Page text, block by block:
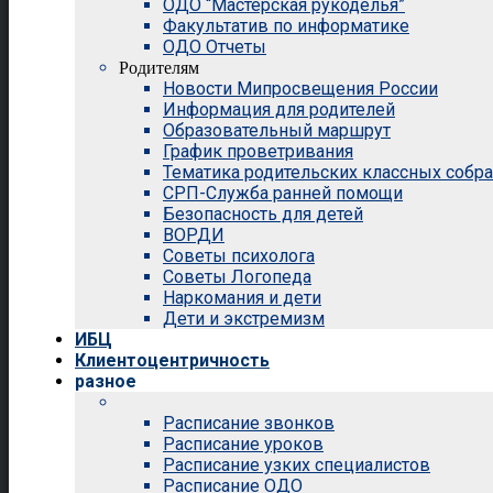
ОДО “Мастерская рукоделья”
Факультатив по информатике
ОДО Отчеты
Родителям
Новости Мипросвещения России
Информация для родителей
Образовательный маршрут
График проветривания
Тематика родительских классных
СРП-Служба ранней помощи
Безопасность для детей
ВОРДИ
Советы психолога
Советы Логопеда
Наркомания и дети
Дети и экстремизм
ИБЦ
Клиентоцентричность
разное
Расписание звонков
Расписание уроков
Расписание узких специалистов
Расписание ОДО